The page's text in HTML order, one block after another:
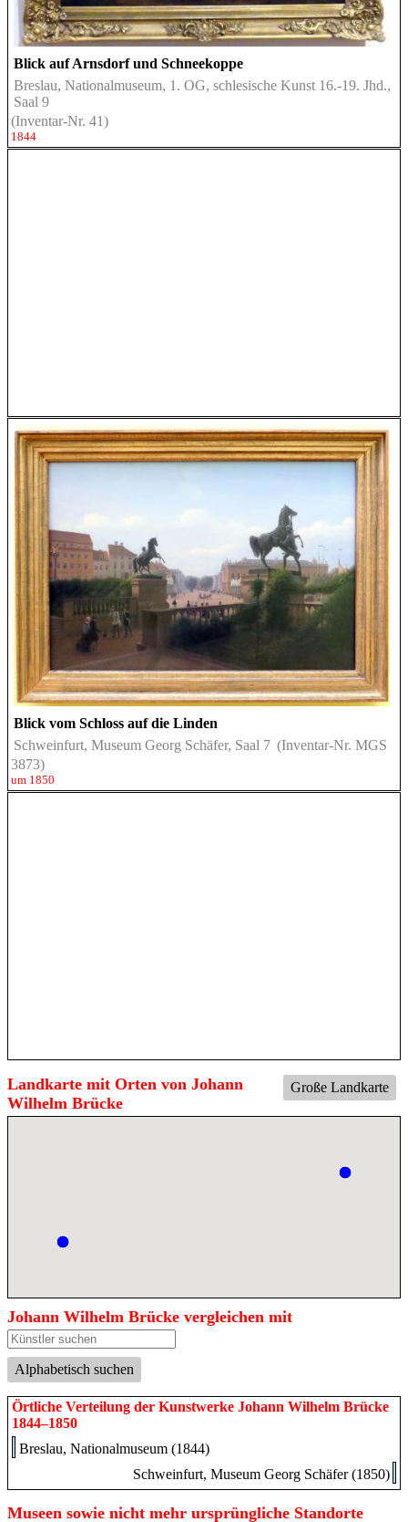
Blick auf Arnsdorf und Schneekoppe
Breslau, Nationalmuseum, 1. OG, schlesische Kunst 16.-19. Jhd.,
Saal 9
(Inventar-Nr. 41)
1844
Blick vom Schloss auf die Linden
Schweinfurt, Museum Georg Schäfer, Saal 7 (Inventar-Nr. MGS
3873)
um 1850
Große Landkarte
Landkarte mit Orten von Johann
Wilhelm Brücke
Johann Wilhelm Brücke vergleichen mit
Alphabetisch suchen
Örtliche Verteilung der Kunstwerke Johann Wilhelm Brücke
1844–1850
Breslau, Nationalmuseum (1844)
Schweinfurt, Museum Georg Schäfer (1850)
Museen sowie nicht mehr ursprüngliche Standorte